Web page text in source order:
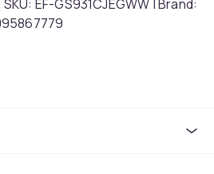
EF-GS931CJEGWW | Brand: